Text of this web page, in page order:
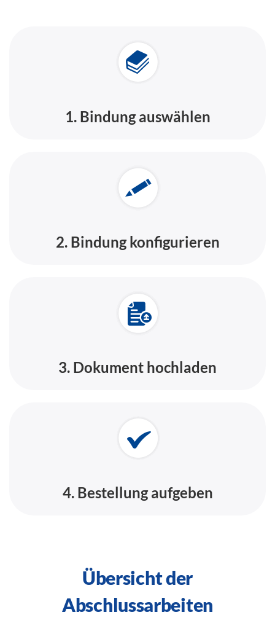
1. Bindung auswählen
2. Bindung konfigurieren
3. Dokument hochladen
4. Bestellung aufgeben
Übersicht der
Abschlussarbeiten